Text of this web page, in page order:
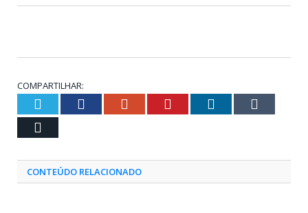
COMPARTILHAR:
Twitter Facebook Google+ Pinterest LinkedIn
CONTEÚDO RELACIONADO